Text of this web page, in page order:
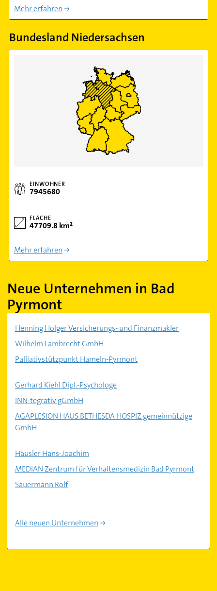
Mehr erfahren
Bundesland Niedersachsen
EINWOHNER
7945680
FLÄCHE
47709.8 km²
Mehr erfahren
Neue Unternehmen in Bad
Pyrmont
Henning Holger Versicherungs- und Finanzmakler
Wilhelm Lambrecht GmbH
Palliativstützpunkt Hameln-Pyrmont
Gerhard Kiehl Dipl.-Psychologe
INN-tegrativ gGmbH
AGAPLESION HAUS BETHESDA HOSPIZ gemeinnützige
GmbH
Häusler Hans-Joachim
MEDIAN Zentrum für Verhaltensmedizin Bad Pyrmont
Sauermann Rolf
Alle neuen Unternehmen